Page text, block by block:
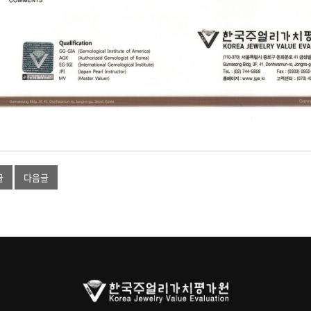
다음글